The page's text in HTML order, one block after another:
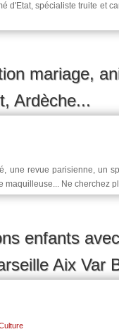
d'Etat, spécialiste truite et
mariage,
Ardèche...
une revue parisienne, un
maquilleuse... Ne cherchez
enfants
Aix Var